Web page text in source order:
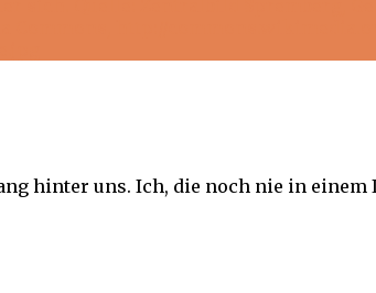
hinter uns. Ich, die noch nie in